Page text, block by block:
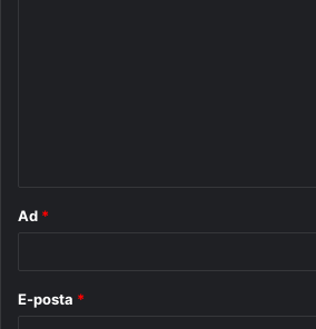
Ad *
E-posta *